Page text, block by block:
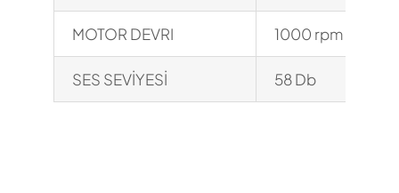
MOTOR DEVRI 1000 rpm
SES SEVİYESİ 58 Db